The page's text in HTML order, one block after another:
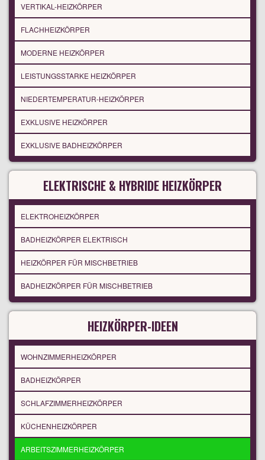
VERTIKAL-HEIZKÖRPER
FLACHHEIZKÖRPER
MODERNE HEIZKÖRPER
LEISTUNGSSTARKE HEIZKÖRPER
NIEDERTEMPERATUR-HEIZKÖRPER
EXKLUSIVE HEIZKÖRPER
EXKLUSIVE BADHEIZKÖRPER
ELEKTRISCHE & HYBRIDE HEIZKÖRPER
ELEKTROHEIZKÖRPER
BADHEIZKÖRPER ELEKTRISCH
HEIZKÖRPER FÜR MISCHBETRIEB
BADHEIZKÖRPER FÜR MISCHBETRIEB
HEIZKÖRPER-IDEEN
WOHNZIMMERHEIZKÖRPER
BADHEIZKÖRPER
SCHLAFZIMMERHEIZKÖRPER
KÜCHENHEIZKÖRPER
ARBEITSZIMMERHEIZKÖRPER